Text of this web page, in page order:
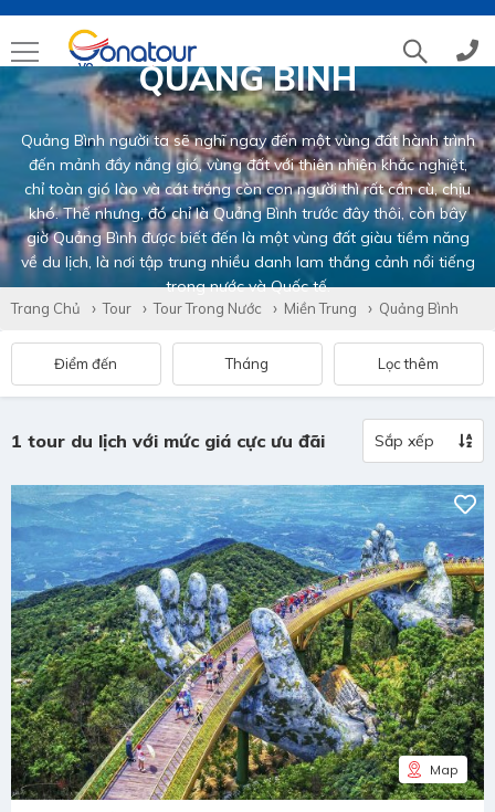
(028)39 14 18 18
Hotline tour nước ngoài 0786 711 611
Hotline tour trong nước 0783 336 116
Hotline tư vấn dịch vụ
QUẢNG BÌNH
Quảng Bình người ta sẽ nghĩ ngay đến một vùng đất hành trình
đến mảnh đầy nắng gió, vùng đất với thiên nhiên khắc nghiệt,
chỉ toàn gió lào và cát trắng còn con người thì rất cần cù, chịu
khó. Thế nhưng, đó chỉ là Quảng Bình trước đây thôi, còn bây
giờ Quảng Bình được biết đến là một vùng đất giàu tiềm năng
về du lịch, là nơi tập trung nhiều danh lam thắng cảnh nổi tiếng
trong nước và Quốc tế.
Trang Chủ Tour Tour Trong Nước Miền Trung Quảng Bình
Điểm đến Tháng Lọc thêm
1 tour du lịch với mức giá cực ưu đãi Sắp xếp
Map